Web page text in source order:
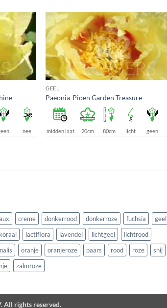
nee
GEEL
Paeonia-Pioen Garden Treasure
midden laat 20cm 80cm licht geen
creme donkerrood donkerroze fuchsia
geel
koraal lactiflora lavendel lichtgeel
lichtrood
oranje oranjeroze paars rood roze
snij
zalmroze
All rights reserved.